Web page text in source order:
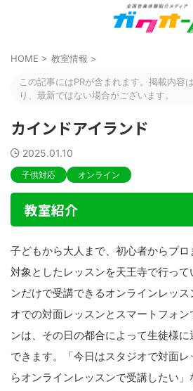
HOME > 教室情報 >
この記事にはPRが含まれます。掲載内容
り、最新ではない場合がございます。
カインドアイランド
2025.01.10
子供対応 オンライン
教室紹介
子どもから大人まで、初心者からプ
対象としたレッスンを天王寺で行っ
ンだけで受講できるオンラインレッ
オでの対面レッスンとスマートフォ
ンは、その日の都合によって生徒様
できます。「今日はスタジオで対面
らオンラインレッスンで受講したい